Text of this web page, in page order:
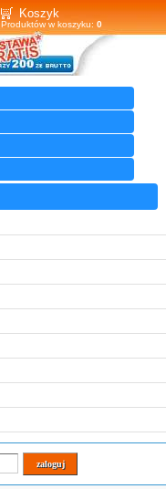
Koszyk
Produktów w koszyku: 0